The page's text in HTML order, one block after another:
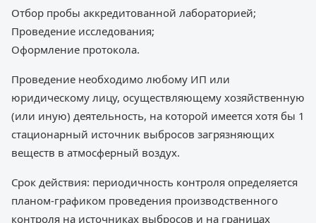
Отбор пробы аккредитованной лабораторией;
Проведение исследования;
Оформление протокола.
Проведение необходимо любому ИП или
юридическому лицу, осуществляющему хозяйственную
(или иную) деятельность, на которой имеется хотя бы 1
стационарный источник выбросов загрязняющих
веществ в атмосферный воздух.
Срок действия: периодичность контроля определяется
планом-графиком проведения производственного
контроля на источниках выбросов и на границах